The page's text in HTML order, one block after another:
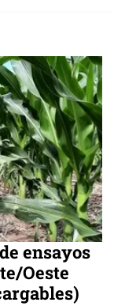
ensayos
Oeste